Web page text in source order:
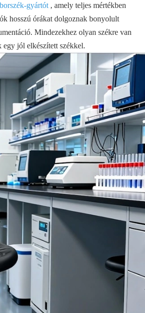
gyártót, amely teljes mértékben
hosszú órákat dolgoznak bonyolult
Mindezekhez olyan székre van
egy jól elkészített székkel.